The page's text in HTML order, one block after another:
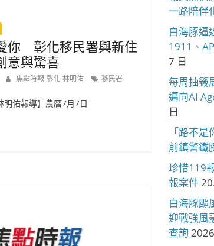
你 彰化移民署與新住
意與驚喜
焦點時報-彰化 林明佑 移民署
明佑報導】農曆7月7日
一路陪伴
白海豚逼
1911、
7 日
每周抽籤
邁向AI
日
「路不
前鎮警鐵
珍惜119
報案件
白海豚颱
迎戰強風
查詢